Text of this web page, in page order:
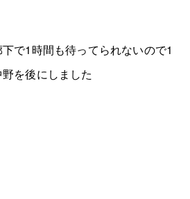
で1時間も待ってられないので1
を後にしました